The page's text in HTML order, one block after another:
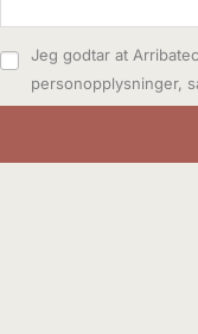
Jeg godtar at
personopplysninger,